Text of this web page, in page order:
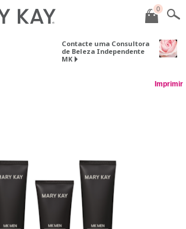
0
Contacte uma Consultora
de Beleza Independente
MK
Imprimir